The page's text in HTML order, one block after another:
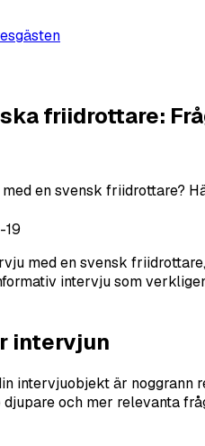
friidrottare:
en svensk friidrottare?
med en svensk
intervju som
intervjun
intervjuobjekt är
och mer relevanta